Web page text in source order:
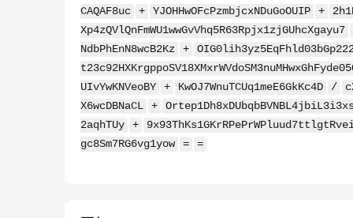
CAQAF8uc
+ YJOHHwOFcPzmbjcxNDuGoOUIP +
Xp4zQVlQnFmWU1wwGvVhq5R63Rpjx1zjGUhcXgayu7
NdbPhEnN8wcB2Kz
+
UIvYwKNVeoBY
+ KwOJ7WnuTCUq1meE6GkKc4D /
X6wcDBNaCL
+
2aqhTUy
+
gc8Sm7RG6vg1yow
= =